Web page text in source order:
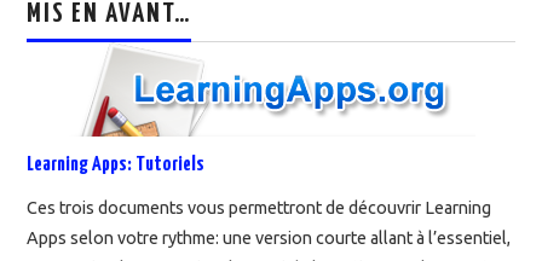
MIS EN AVANT…
Learning Apps: Tutoriels
Ces trois documents vous permettront de découvrir Learning
Apps selon votre rythme: une version courte allant à l’essentiel,